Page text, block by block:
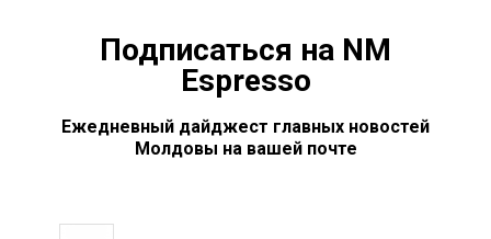
Подписаться на NM
Espresso
Ежедневный дайджест главных новостей
Молдовы на вашей почте